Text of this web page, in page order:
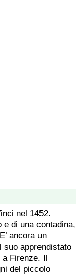
nel 1452.
e di una contadina,
ancora un
suo apprendistato
a Firenze. Il
del piccolo